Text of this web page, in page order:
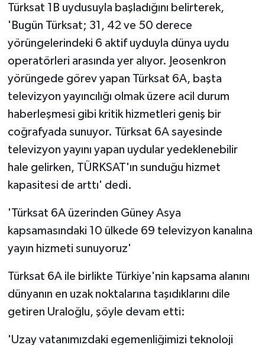
Türksat 1B uydusuyla başladığını belirterek,
'Bugün Türksat; 31, 42 ve 50 derece
yörüngelerindeki 6 aktif uyduyla dünya uydu
operatörleri arasında yer alıyor. Jeosenkron
yörüngede görev yapan Türksat 6A, başta
televizyon yayıncılığı olmak üzere acil durum
haberleşmesi gibi kritik hizmetleri geniş bir
coğrafyada sunuyor. Türksat 6A sayesinde
televizyon yayını yapan uydular yedeklenebilir
hale gelirken, TÜRKSAT'ın sunduğu hizmet
kapasitesi de arttı' dedi.
'Türksat 6A üzerinden Güney Asya
kapsamasındaki 10 ülkede 69 televizyon kanalına
yayın hizmeti sunuyoruz'
Türksat 6A ile birlikte Türkiye'nin kapsama alanını
dünyanın en uzak noktalarına taşıdıklarını dile
getiren Uraloğlu, şöyle devam etti:
'Uzay vatanımızdaki egemenliğimizi teknoloji